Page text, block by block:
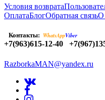
Условия возврата
ОплатаБлогОбратная связьО
Контакты: WhatsAppViber
+7(963)615-12-40
RazborkaMAN@yandex.ru